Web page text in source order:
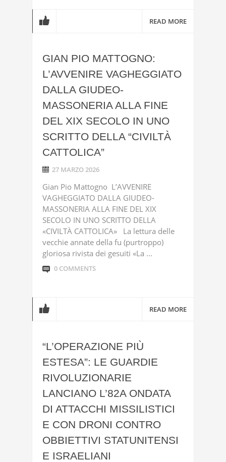
READ MORE
GIAN PIO MATTOGNO:
L’AVVENIRE VAGHEGGIATO
DALLA GIUDEO-
MASSONERIA ALLA FINE
DEL XIX SECOLO IN UNO
SCRITTO DELLA “CIVILTÀ
CATTOLICA”
27 MARZO 2026
Gian Pio Mattogno L’AVVENIRE
VAGHEGGIATO DALLA GIUDEO-
MASSONERIA ALLA FINE DEL XIX
SECOLO IN UNO SCRITTO DELLA
«CIVILTÀ CATTOLICA» La lettura delle
vecchie annate della fu (purtroppo)
gloriosa rivista dei gesuiti «La ...
0 COMMENTS
READ MORE
“L’OPERAZIONE PIÙ
ESTESA”: LE GUARDIE
RIVOLUZIONARIE
LANCIANO L’82A ONDATA
DI ATTACCHI MISSILISTICI
E CON DRONI CONTRO
OBBIETTIVI STATUNITENSI
E ISRAELIANI